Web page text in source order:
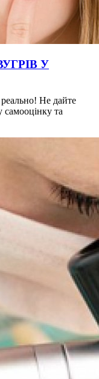
У
реально! Не дайте
та